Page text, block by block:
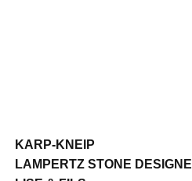
KARP-KNEIP
LAMPERTZ STONE